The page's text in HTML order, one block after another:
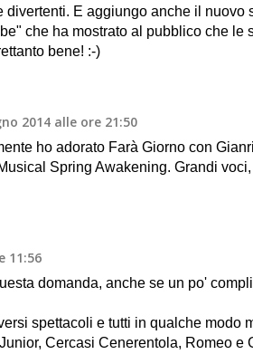
divertenti. E aggiungo anche il nuovo
che ha mostrato al pubblico che le
bene! :-)
2014 alle ore 21:50
ho adorato Farà Giorno con
Spring Awakening. Grandi
11:56
domanda, anche se un po'
spettacoli e tutti in qualche modo
Cercasi Cenerentola, Romeo e